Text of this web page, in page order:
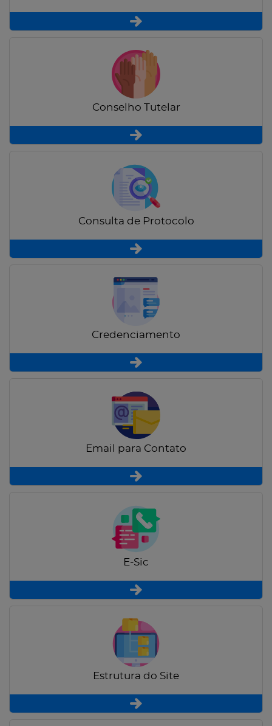
Conselho Tutelar
Consulta de Protocolo
Credenciamento
Email para Contato
E-Sic
Estrutura do Site